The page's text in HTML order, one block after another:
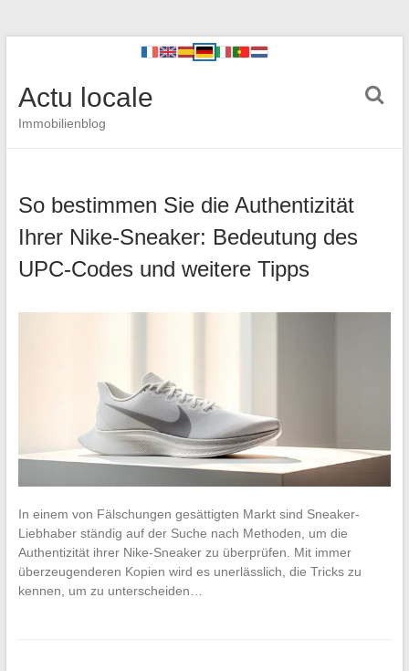
Actu locale
Immobilienblog
So bestimmen Sie die Authentizität
Ihrer Nike-Sneaker: Bedeutung des
UPC-Codes und weitere Tipps
In einem von Fälschungen gesättigten Markt sind Sneaker-
Liebhaber ständig auf der Suche nach Methoden, um die
Authentizität ihrer Nike-Sneaker zu überprüfen. Mit immer
überzeugenderen Kopien wird es unerlässlich, die Tricks zu
kennen, um zu unterscheiden…